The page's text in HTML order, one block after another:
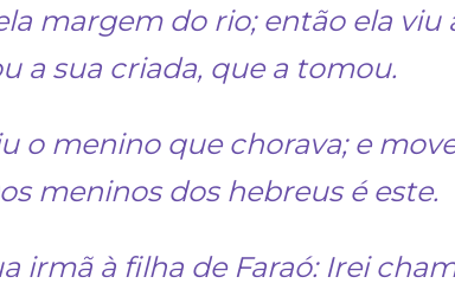
margem do rio; então ela viu
a sua criada, que a tomou.
o menino que chorava; e
meninos dos hebreus é este.
irmã à filha de Faraó: Irei